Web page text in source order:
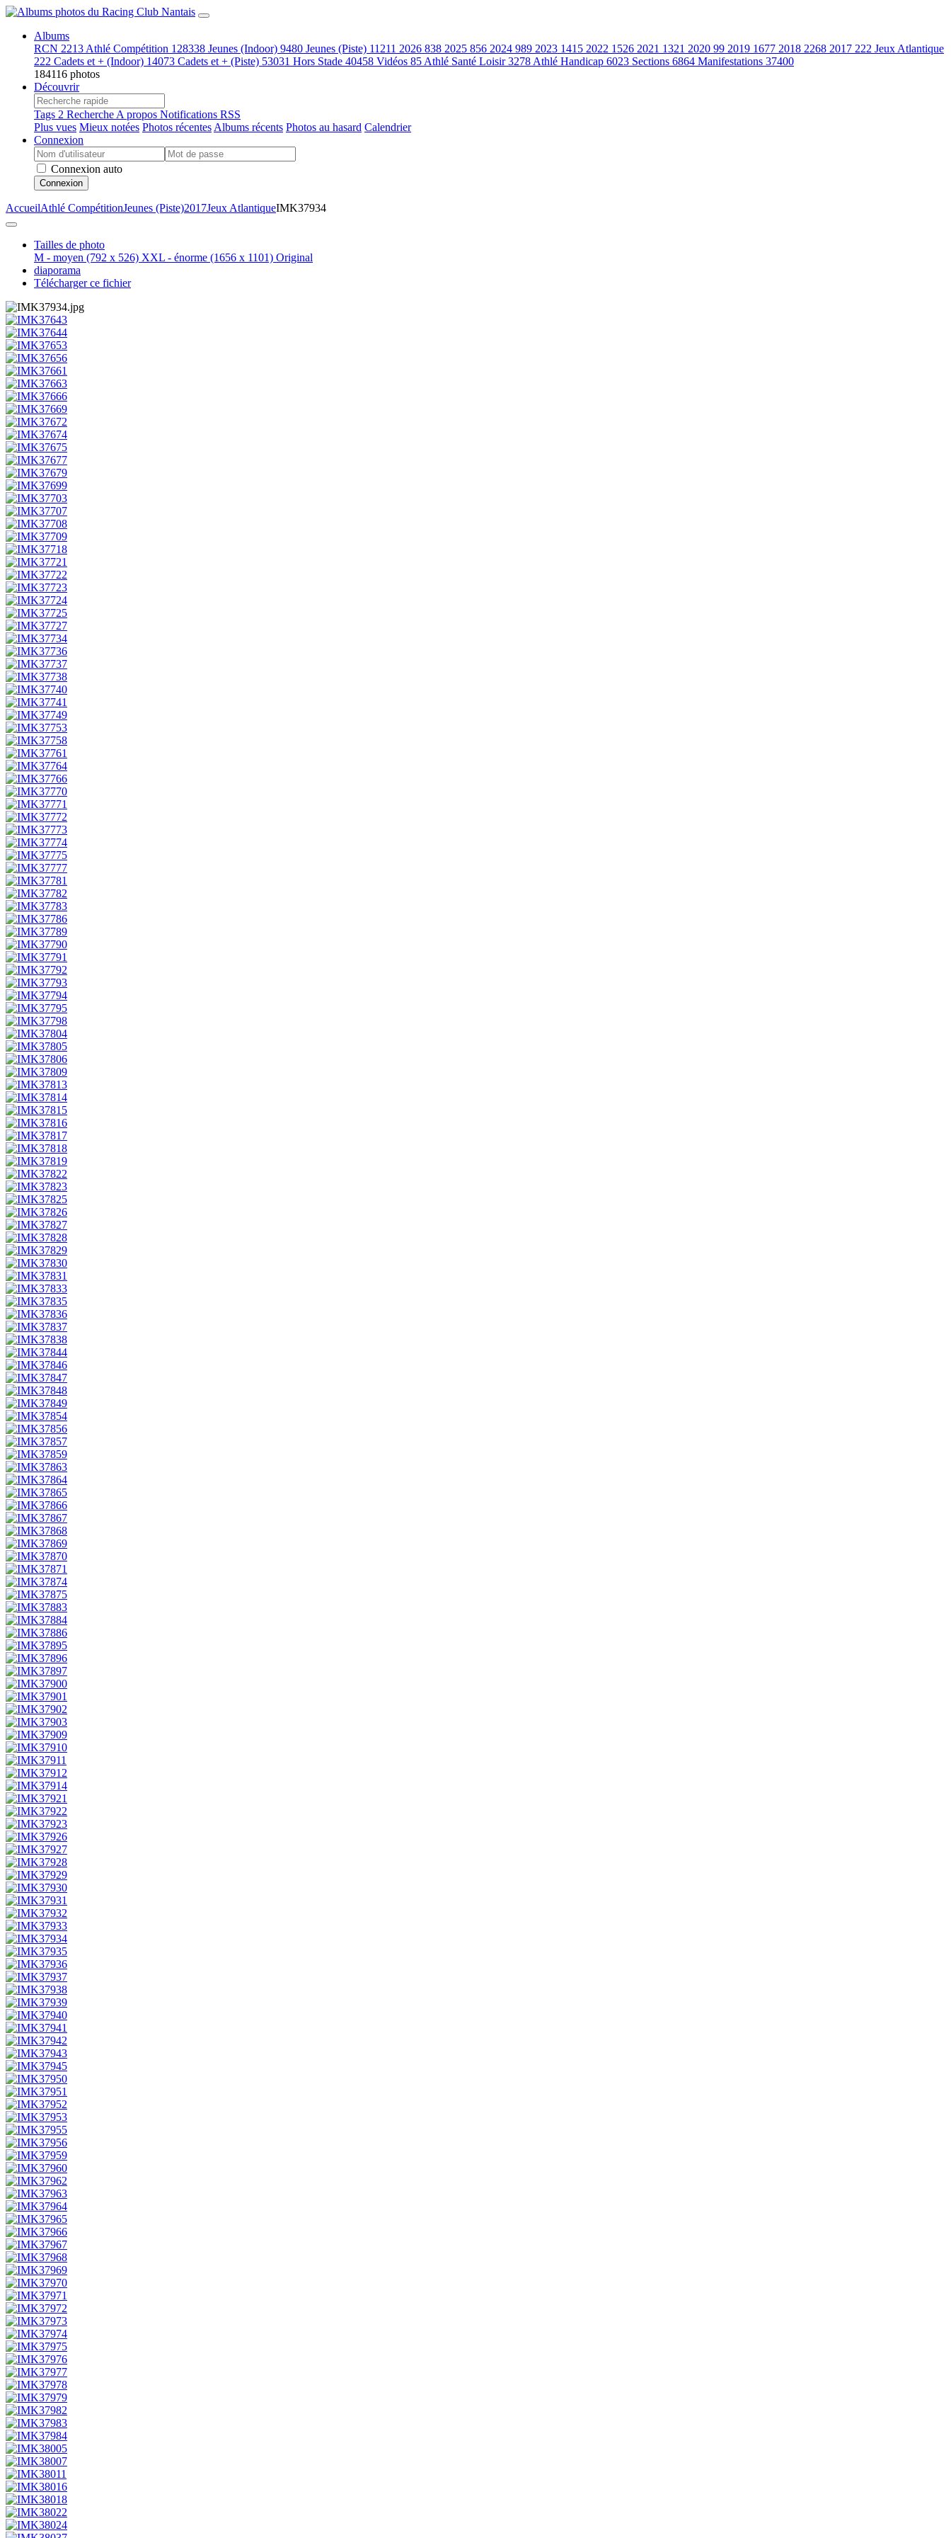
Albums
RCN 2213 Athlé Compétition 128338 Jeunes (Indoor) 9480 Jeunes (Piste) 11211 2026 838 2025 856 2024 989 2023 1415 2022 1526 2021 1321 2020 99 2019 1677 2018 2268 2017 222 Jeux Atlantique
222 Cadets et + (Indoor) 14073 Cadets et + (Piste) 53031 Hors Stade 40458 Vidéos 85 Athlé Santé Loisir3278 Athlé Handicap 6023 Sections 6864 Manifestations 37400
184116 photos
Découvrir
Tags 2 Recherche A propos Notifications RSS
Plus vues Mieux notées Photos récentes Albums récents Photos au hasard Calendrier
Connexion
Connexion auto
Connexion
AccueilAthlé CompétitionJeunes (Piste)2017Jeux AtlantiqueIMK37934
Tailles de photo
M - moyen (792 x 526) XXL - énorme (1656 x 1101) Original
diaporama
Télécharger ce fichier